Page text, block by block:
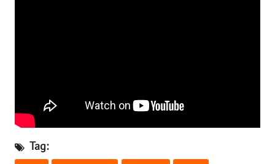
Tag:
WN
LAMPUNG
WN
JATENG